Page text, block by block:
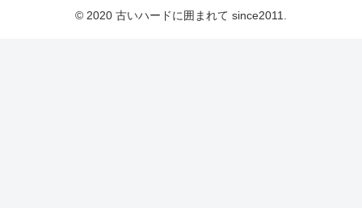
© 2020 古いハードに囲まれて since2011.